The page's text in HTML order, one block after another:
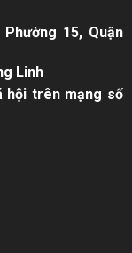
15, Quận
Linh
hội trên mạng số